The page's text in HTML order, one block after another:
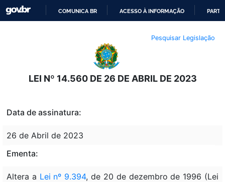
O
CONTEÚDO
COMUNICA BR ACESSO À INFORMAÇÃO
Pesquisar Legislação
LEI Nº 14.560 DE 26 DE ABRIL DE 2023
Data de assinatura:
26 de Abril de 2023
Ementa:
Altera a Lei nº 9.394, de 20 de dezembro de 1996 (Lei